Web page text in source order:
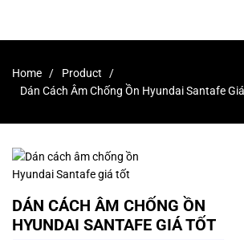
Home
Product
Dán Cách Âm Chống Ồn Hyundai Santafe
DÁN CÁCH ÂM CHỐNG ỒN
HYUNDAI SANTAFE GIÁ TỐT